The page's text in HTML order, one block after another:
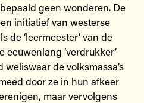
geen wonderen. De
initiatief van westerse
de ‘leermeester’ van de
‘verdrukker’
de volksmassa’s
door ze in hun afkeer
maar vervolgens